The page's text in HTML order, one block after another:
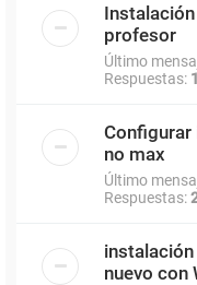
profesor
Último
Respuestas: 1
Configurar
no max
Último
Respuestas:
nuevo con